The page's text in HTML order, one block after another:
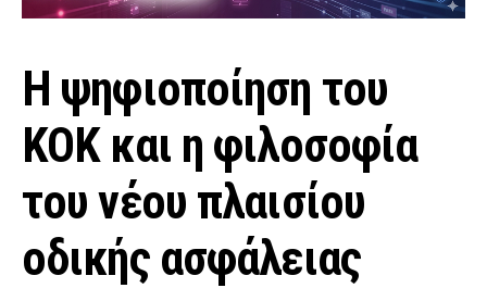
Η ψηφιοποίηση του
ΚΟΚ και η φιλοσοφία
του νέου πλαισίου
οδικής ασφάλειας